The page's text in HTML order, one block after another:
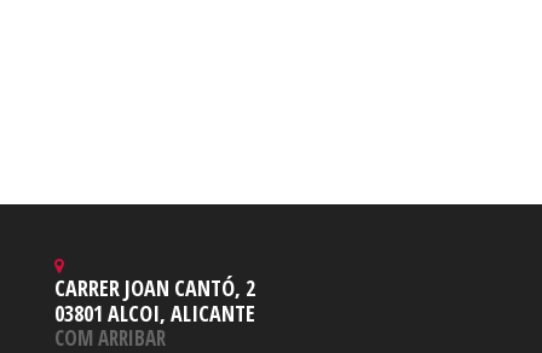
CARRER JOAN CANTÓ, 2
03801 ALCOI, ALICANTE
COM ARRIBAR